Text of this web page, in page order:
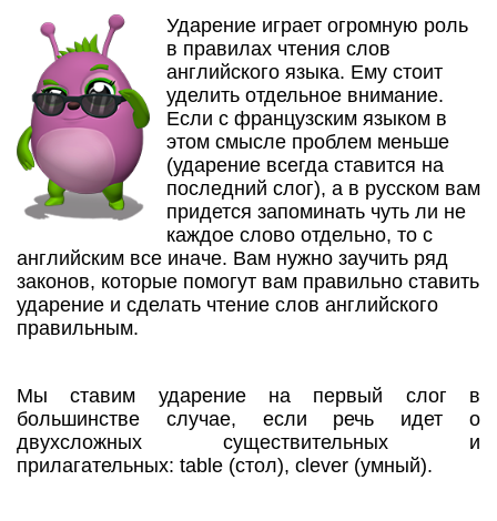
Ударение играет огромную роль
в правилах чтения слов
английского языка. Ему стоит
уделить отдельное внимание.
Если с французским языком в
этом смысле проблем меньше
(ударение всегда ставится на
последний слог), а в русском вам
придется запоминать чуть ли не
каждое слово отдельно, то с
английским все иначе. Вам нужно заучить ряд
законов, которые помогут вам правильно ставить
ударение и сделать чтение слов английского
правильным.
Мы ставим ударение на первый слог в
большинстве случае, если речь идет о
двухсложных существительных и
прилагательных: table (стол), clever (умный).